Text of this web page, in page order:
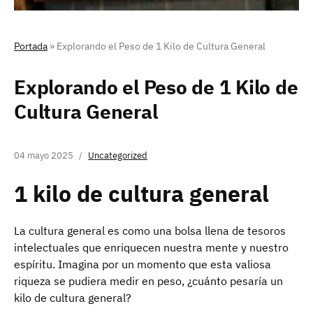
Portada » Explorando el Peso de 1 Kilo de Cultura General
Explorando el Peso de 1 Kilo de
Cultura General
04 mayo 2025 Uncategorized
1 kilo de cultura general
La cultura general es como una bolsa llena de tesoros
intelectuales que enriquecen nuestra mente y nuestro
espíritu. Imagina por un momento que esta valiosa
riqueza se pudiera medir en peso, ¿cuánto pesaría un
kilo de cultura general?